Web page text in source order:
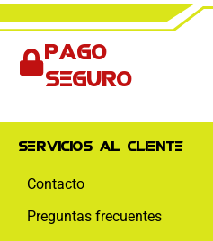
Pago
seguro
Servicios al cliente
Contacto
Preguntas frecuentes